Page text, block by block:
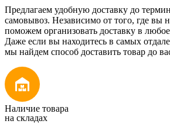
Предлагаем удобную доставку до
самовывоз. Независимо от того, где вы
поможем организовать доставку в
Даже если вы находитесь в самых
мы найдем способ доставить товар до
Наличие товара
на складах